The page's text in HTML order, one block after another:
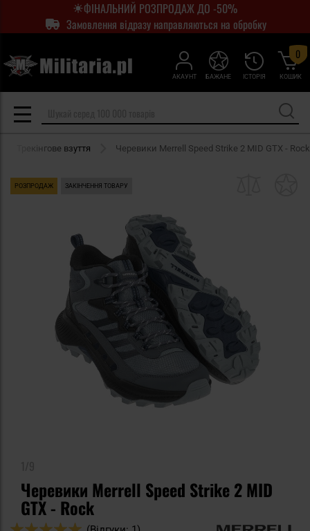
ФІНАЛЬНИЙ РОЗПРОДАЖ ДО -50%
Замовлення відразу направляються на обробку
АКАУНТ ІСТОРІЯ
БАЖАНЕ КОШИК
0
Трекінгове взуття Черевики Merrell Speed Strike 2 MID GTX - Rock
РОЗПРОДАЖ ЗАКІНЧЕННЯ ТОВАРУ
Черевики Merrell Speed Strike 2 MID
GTX - Rock
Оцінка: